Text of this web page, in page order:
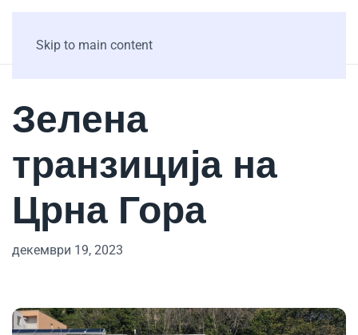
Skip to main content
Зелена
транзиција на
Црна Гора
декември 19, 2023